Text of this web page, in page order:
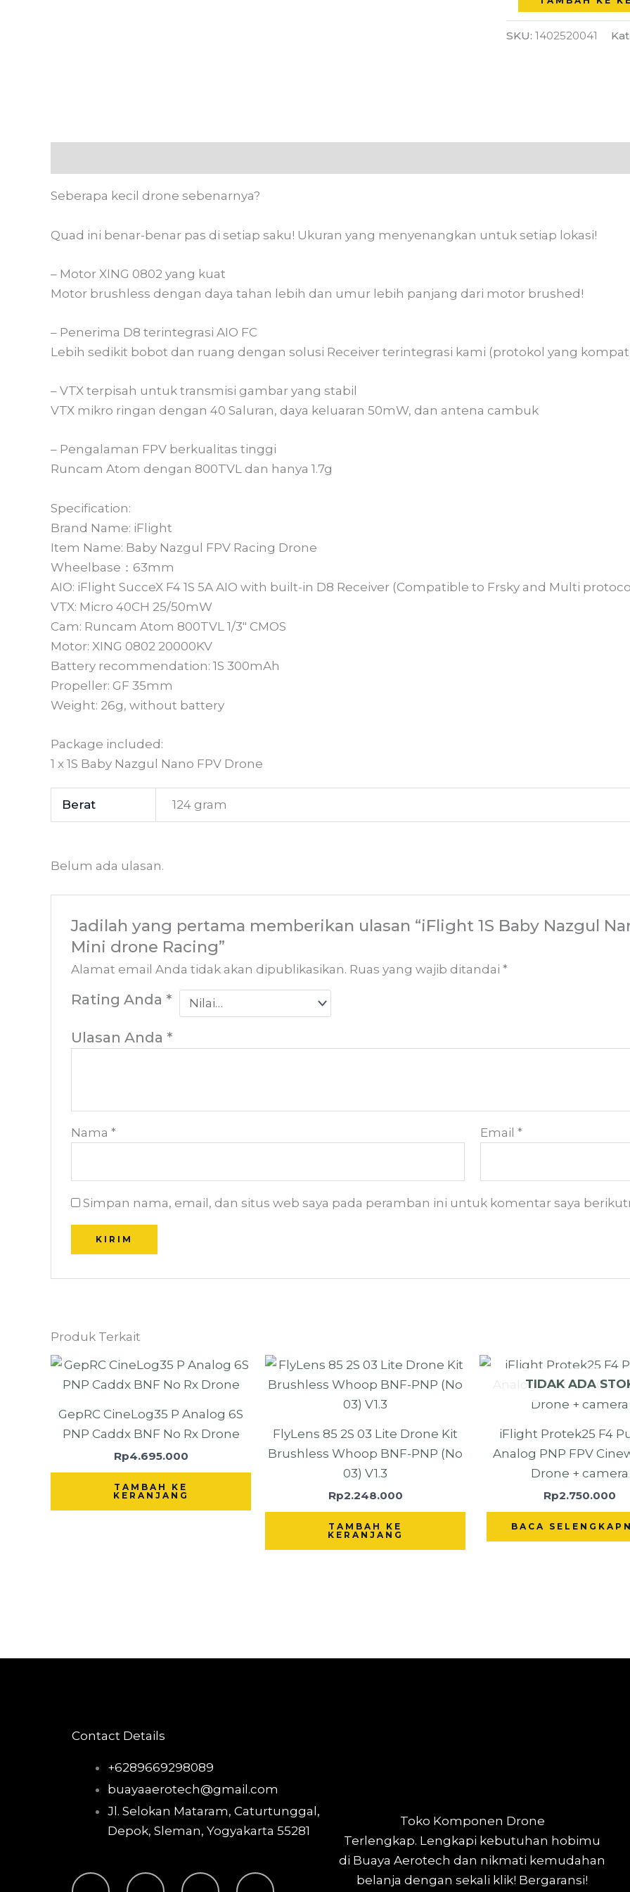
Mini
SKU: 1402520041
Seberapa kecil drone sebenarnya?
Quad ini benar-benar pas di setiap saku! Ukuran yang menyenangkan untuk setiap lokasi!
– Motor XING 0802 yang kuat
Motor brushless dengan daya tahan lebih dan umur lebih panjang dari motor brushed!
– Penerima D8 terintegrasi AIO FC
Lebih sedikit bobot dan ruang dengan solusi Receiver terintegrasi kami (protokol yang
– VTX terpisah untuk transmisi gambar yang stabil
VTX mikro ringan dengan 40 Saluran, daya keluaran 50mW, dan antena cambuk
– Pengalaman FPV berkualitas tinggi
Runcam Atom dengan 800TVL dan hanya 1.7g
Specification:
Brand Name: iFlight
Item Name: Baby Nazgul FPV Racing Drone
Wheelbase：63mm
AIO: iFlight SucceX F4 1S 5A AIO with built-in D8 Receiver (Compatible to Frsky and Multi
VTX: Micro 40CH 25/50mW
Cam: Runcam Atom 800TVL 1/3″ CMOS
Motor: XING 0802 20000KV
Battery recommendation: 1S 300mAh
Propeller: GF 35mm
Weight: 26g, without battery
Package included:
1 x 1S Baby Nazgul Nano FPV Drone
Berat 124 gram
Belum ada ulasan.
Jadilah yang pertama memberikan ulasan “iFlight 1S Baby Nazgul
Mini drone Racing”
Alamat email Anda tidak akan dipublikasikan. Ruas yang wajib ditandai*
Rating Anda *
Ulasan Anda *
Nama* Email*
Simpan nama, email, dan situs web saya pada peramban ini untuk komentar saya
Produk Terkait
GepRC CineLog35 P Analog 6S
PNP Caddx BNF No Rx Drone
Rp4.695.000
TAMBAH KE
KERANJANG
FlyLens 85 2S 03 Lite Drone Kit
Brushless Whoop BNF-PNP (No
03) V1.3
Rp2.248.000
TAMBAH KE
KERANJANG
TIDAK ADA
iFlight Protek25 F4
Analog PNP FPV
Drone + camera
Rp2.750.000
BACA
Contact Details
+6289669298089
buayaaerotech@gmail.com
Jl. Selokan Mataram, Caturtunggal,
Depok, Sleman, Yogyakarta 55281
Toko Komponen Drone
Terlengkap. Lengkapi kebutuhan hobimu
di Buaya Aerotech dan nikmati kemudahan
belanja dengan sekali klik! Bergaransi!